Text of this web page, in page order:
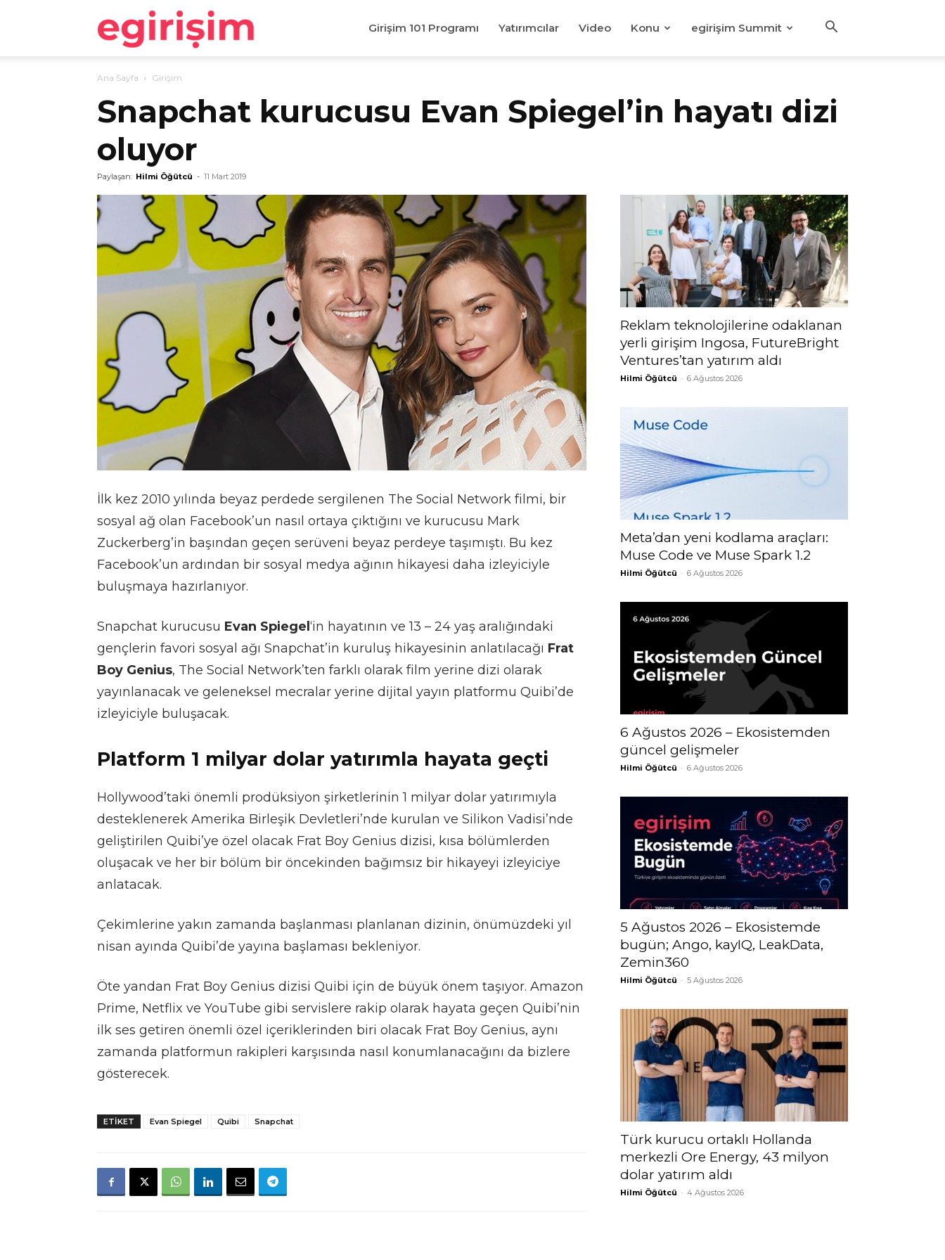
egirişim Girişim 101 Programı Yatırımcılar Video Konu egirişim Summit
Ana Sayfa Girişim
Snapchat kurucusu Evan Spiegel’in hayatı dizi
oluyor
Paylaşan: Hilmi Öğütcü - 11 Mart 2019
İlk kez 2010 yılında beyaz perdede sergilenen The Social Network filmi, bir
sosyal ağ olan Facebook’un nasıl ortaya çıktığını ve kurucusu Mark
Zuckerberg’in başından geçen serüveni beyaz perdeye taşımıştı. Bu kez
Facebook’un ardından bir sosyal medya ağının hikayesi daha izleyiciyle
buluşmaya hazırlanıyor.
Snapchat kurucusu Evan Spiegel ‘in hayatının ve 13 – 24 yaş aralığındaki
gençlerin favori sosyal ağı Snapchat’in kuruluş hikayesinin anlatılacağı Frat
Boy Genius, The Social Network’ten farklı olarak film yerine dizi olarak
yayınlanacak ve geleneksel mecralar yerine dijital yayın platformu Quibi’de
izleyiciyle buluşacak.
Platform 1 milyar dolar yatırımla hayata geçti
Hollywood’taki önemli prodüksiyon şirketlerinin 1 milyar dolar yatırımıyla
desteklenerek Amerika Birleşik Devletleri’nde kurulan ve Silikon Vadisi’nde
geliştirilen Quibi’ye özel olacak Frat Boy Genius dizisi, kısa bölümlerden
oluşacak ve her bir bölüm bir öncekinden bağımsız bir hikayeyi izleyiciye
anlatacak.
Çekimlerine yakın zamanda başlanması planlanan dizinin, önümüzdeki yıl
nisan ayında Quibi’de yayına başlaması bekleniyor.
Öte yandan Frat Boy Genius dizisi Quibi için de büyük önem taşıyor. Amazon
Prime, Netflix ve YouTube gibi servislere rakip olarak hayata geçen Quibi’nin
ilk ses getiren önemli özel içeriklerinden biri olacak Frat Boy Genius, aynı
zamanda platformun rakipleri karşısında nasıl konumlanacağını da bizlere
gösterecek.
ETIKET Evan Spiegel Quibi Snapchat
Reklam teknolojilerine odaklanan
yerli girişim Ingosa, FutureBright
Ventures’tan yatırım aldı
Hilmi Öğütcü - 6 Ağustos 2026
Meta’dan yeni kodlama araçları:
Muse Code ve Muse Spark 1.2
Hilmi Öğütcü - 6 Ağustos 2026
6 Ağustos 2026 – Ekosistemden
güncel gelişmeler
Hilmi Öğütcü - 6 Ağustos 2026
5 Ağustos 2026 – Ekosistemde
bugün; Ango, kayIQ, LeakData,
Zemin360
Hilmi Öğütcü - 5 Ağustos 2026
Türk kurucu ortaklı Hollanda
merkezli Ore Energy, 43 milyon
dolar yatırım aldı
Hilmi Öğütcü - 4 Ağustos 2026